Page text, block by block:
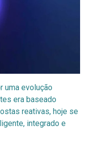
uma evolução
era baseado
reativas, hoje se
integrado e